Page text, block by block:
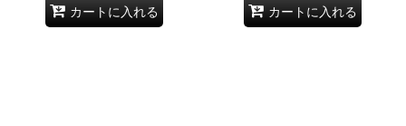
カートに入れる カートに入れる